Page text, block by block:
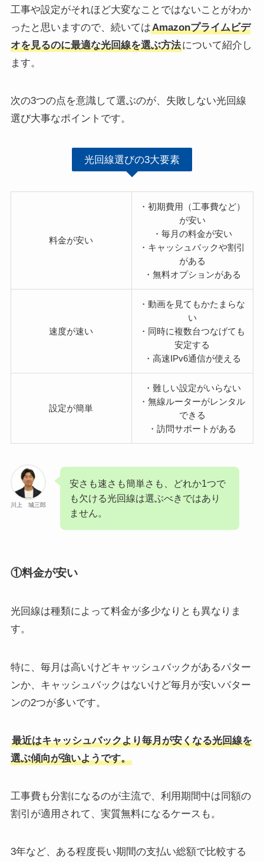
工事や設定がそれほど大変なことではないことがわか
ったと思いますので、続いてはAmazonプライムビデ
オを見るのに最適な光回線を選ぶ方法について紹介し
ます。
次の3つの点を意識して選ぶのが、失敗しない光回線
選び大事なポイントです。
光回線選びの3大要素
料金が安い
・初期費用（工事費など）
が安い
・毎月の料金が安い
・キャッシュバックや割引
がある
・無料オプションがある
速度が速い
・動画を見てもかたまらな
い
・同時に複数台つなげても
安定する
・高速IPv6通信が使える
設定が簡単
・難しい設定がいらない
・無線ルーターがレンタル
できる
・訪問サポートがある
川上 城三郎
安さも速さも簡単さも、どれか1つで
も欠ける光回線は選ぶべきではあり
ません。
①料金が安い
光回線は種類によって料金が多少なりとも異なりま
す。
特に、毎月は高いけどキャッシュバックがあるパター
ンか、キャッシュバックはないけど毎月が安いパター
ンの2つが多いです。
最近はキャッシュバックより毎月が安くなる光回線を
選ぶ傾向が強いようです。
工事費も分割になるのが主流で、利用期間中は同額の
割引が適用されて、実質無料になるケースも。
3年など、ある程度長い期間の支払い総額で比較する